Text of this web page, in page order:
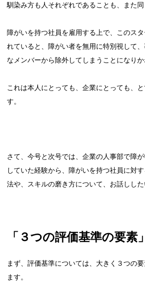
馴染み方も人それぞれであることも、また同
障がいを持つ社員を雇用する上で、このス
れていると、障がい者を無用に特別視して
なメンバーから除外してしまうことになりか
これは本人にとっても、企業にとっても、
す。
さて、今号と次号では、企業の人事部で障
していた経験から、障がいを持つ社員に対
法や、スキルの磨き方について、お話しした
「３つの評価基準の要素」
まず、評価基準については、大きく３つの
ます。